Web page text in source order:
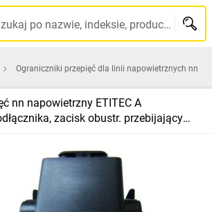
Szukaj po nazwie, indeksie, producencie, kodzie kreskowym...
Ograniczniki przepięć dla linii napowietrznych nn
nn napowietrzny ETITEC A
zacisk obustr. przebijający